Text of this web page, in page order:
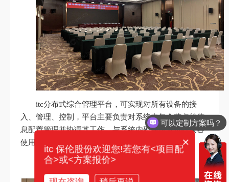
itc分布式综合管理平台，可实现对所有设备的接
入、管理、控制，平台主要负责对系统中每个节点的信
息配置管理并协调其工作，与系统内硬件设备进行兼容
使用，实现全系统统一控制管理与运维管理。
可以定制方案吗？
×
itc 保伦股份欢迎您!若您有<项目配
合>或<方案报价>